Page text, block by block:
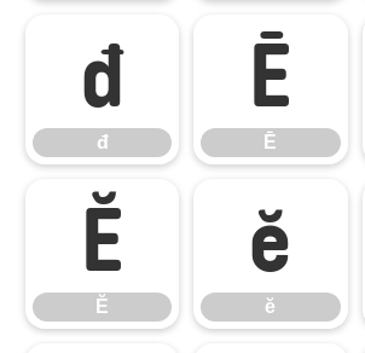
đ
đ
Ē
Ē
Ĕ
Ĕ
ĕ
ĕ